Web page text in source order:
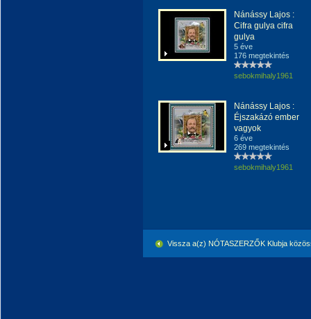
Nánássy Lajos :
Cifra gulya cifra
gulya
5 éve
176 megtekintés
sebokmihaly1961
Nánássy Lajos :
Éjszakázó ember
vagyok
6 éve
269 megtekintés
sebokmihaly1961
Vissza a(z) NÓTASZERZŐK Klubja